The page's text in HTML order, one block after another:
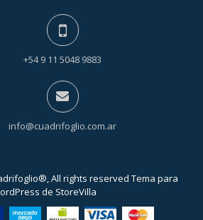
+54 9 11 5048 9883
info@cuadrifoglio.com.ar
All rights reserved Tema para
de StoreVilla